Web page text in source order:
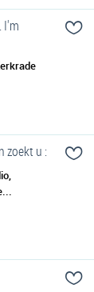
I'm
zoekt u :